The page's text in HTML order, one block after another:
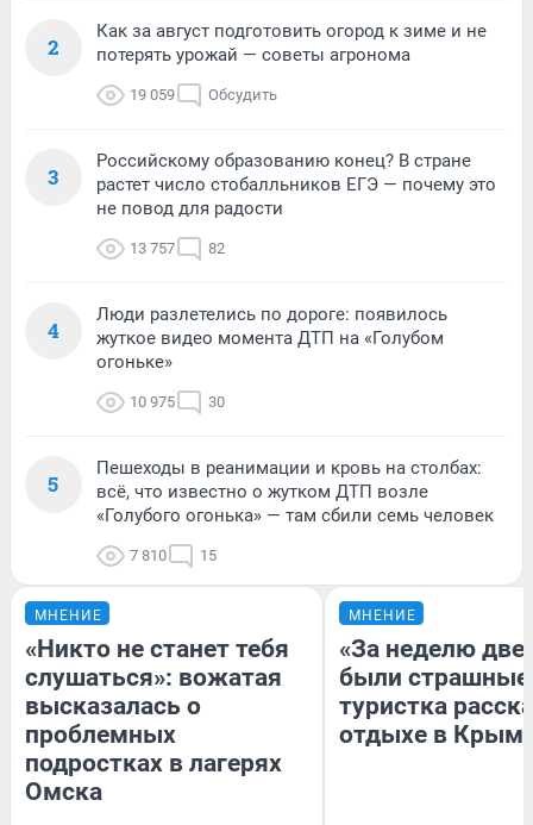
2
Как за август подготовить огород к зиме и не
потерять урожай — советы агронома
19 059 Обсудить
3
Российскому образованию конец? В стране
растет число стобалльников ЕГЭ — почему это
не повод для радости
13 757 82
4
Люди разлетелись по дороге: появилось
жуткое видео момента ДТП на «Голубом
огоньке»
10 975 30
5
Пешеходы в реанимации и кровь на столбах:
всё, что известно о жутком ДТП возле
«Голубого огонька» — там сбили семь человек
7 810 15
МНЕНИЕ
«Никто не станет тебя
слушаться»: вожатая
высказалась о
проблемных
подростках в лагерях
Омска
МНЕНИЕ
«За неделю две
были
туристка
отдыхе в